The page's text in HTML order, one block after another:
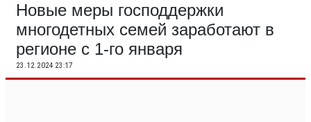
Новые меры господдержки
многодетных семей заработают в
регионе с 1-го января
23.12.2024 23:17